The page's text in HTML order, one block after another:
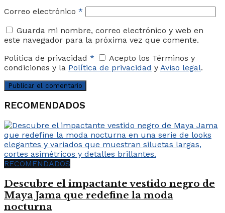
Correo electrónico *
Guarda mi nombre, correo electrónico y web en
este navegador para la próxima vez que comente.
Política de privacidad *
Acepto los Términos y
condiciones y la Política de privacidad y Aviso legal.
RECOMENDADOS
RECOMENDADOS
Descubre el impactante vestido negro de
Maya Jama que redefine la moda
nocturna